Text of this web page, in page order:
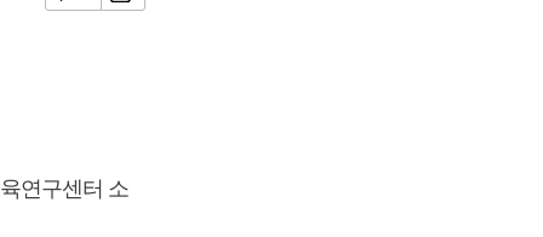
연구센터 소